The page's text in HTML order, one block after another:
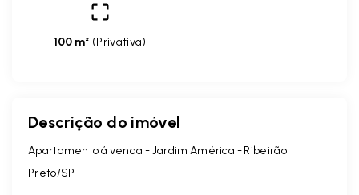
100 m² (Privativa)
Descrição do imóvel
Apartamento á venda - Jardim América - Ribeirão
Preto/SP